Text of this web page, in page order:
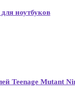
ноутбуков
Teenage Mutant